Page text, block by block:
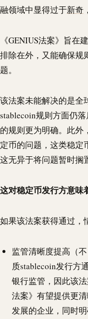
融领域中显得过于新奇
《GENIUS法案》旨在
排除在外，又能确保规
题。
该法案未能解决的是全
stablecoin规则方面仍
的规则更为明确。此外
定币的问题，这类稳定
这无异于将问题暂时
这对稳定币发行方意味
如果该法案获得通过，
监管清晰度提高（
质stablecoin发行方
银行监管，因此该
法案》有望提供更
发展的企业，同时